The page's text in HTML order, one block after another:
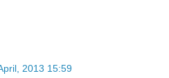
2013 15:59